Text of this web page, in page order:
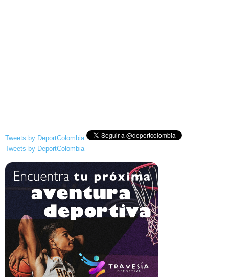
Tweets by DeportColombia
Tweets by DeportColombia